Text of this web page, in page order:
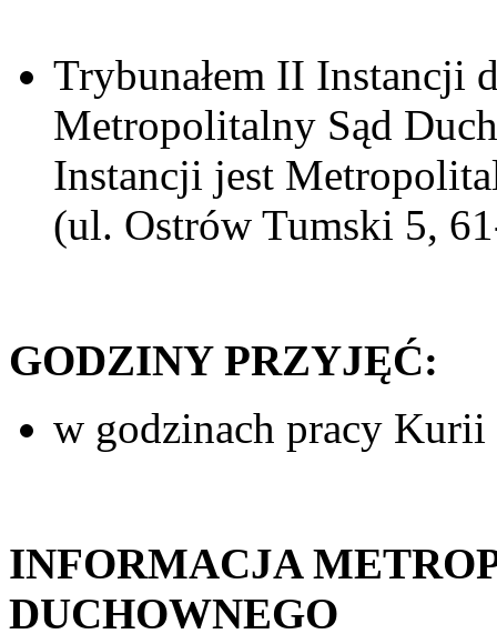
Trybunałem II Instancji
Metropolitalny Sąd
Instancji jest
(ul. Ostrów Tumski 5,
GODZINY PRZYJĘĆ:
w godzinach pracy
INFORMACJA
DUCHOWNEGO